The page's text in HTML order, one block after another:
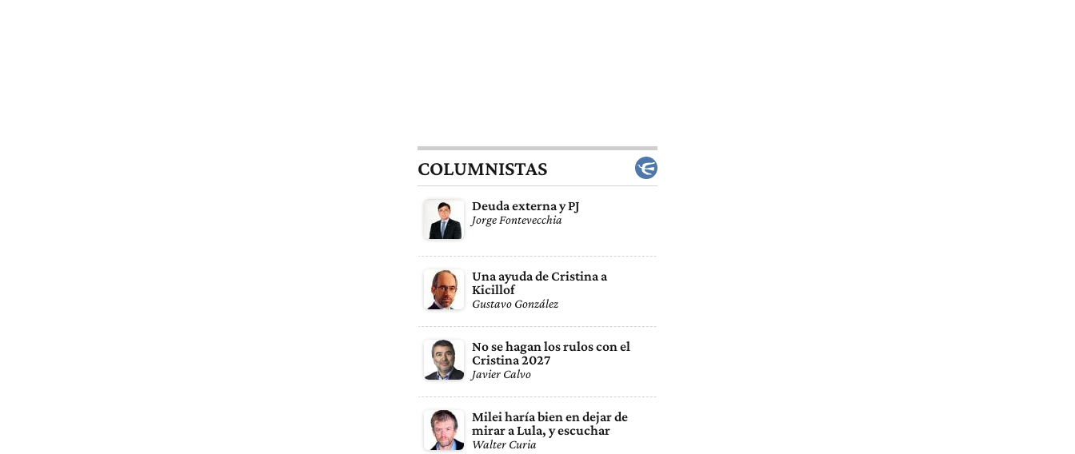
COLUMNISTAS
Deuda externa y PJ
Jorge Fontevecchia
Una ayuda de Cristina a
Kicillof
Gustavo González
No se hagan los rulos con el
Cristina 2027
Javier Calvo
Milei haría bien en dejar de
mirar a Lula, y escuchar
Walter Curia